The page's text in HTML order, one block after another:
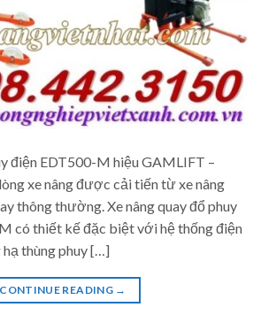
điện EDT500-M hiệu GAMLIFT –
xe nâng được cải tiến từ xe nâng
thông thường. Xe nâng quay đổ phuy
có thiết kế đặc biệt với hệ thống điện
hạ thùng phuy […]
CONTINUE READING →